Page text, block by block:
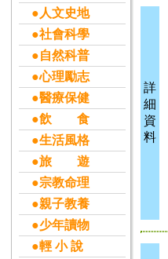
●人文史地
●社會科學
●自然科普
●心理勵志
●醫療保健
●飲 食
●生活風格
●旅 遊
●宗教命理
●親子教養
●少年讀物
●輕 小 說
詳
細
資
料